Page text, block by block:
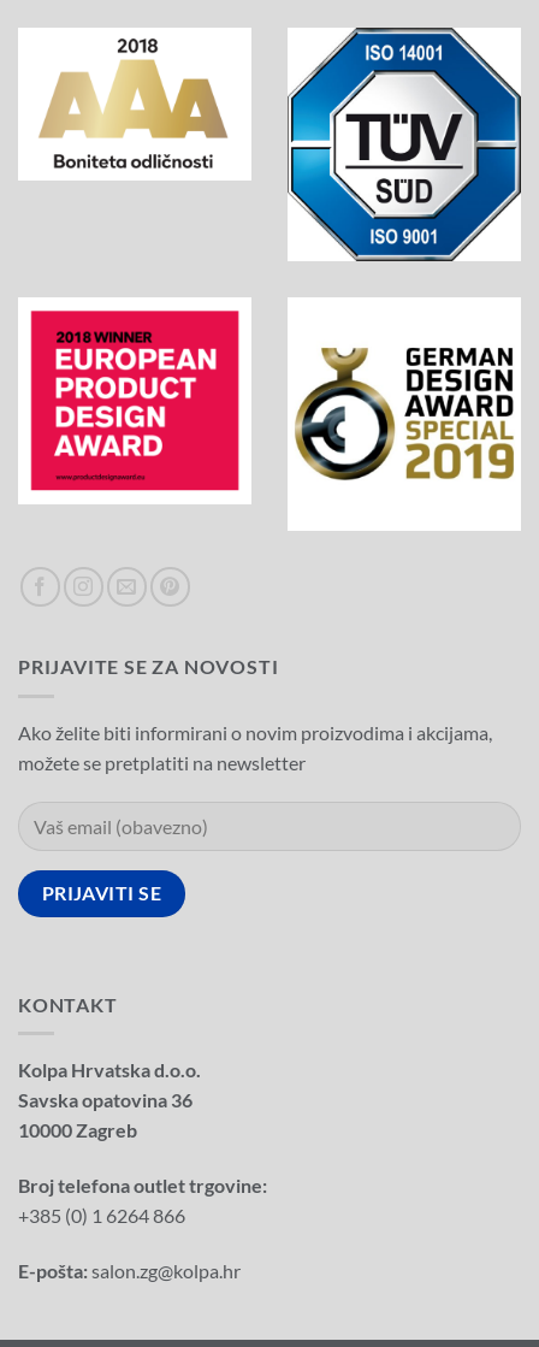
PRIJAVITE SE ZA NOVOSTI
Ako želite biti informirani o novim proizvodima i akcijama,
možete se pretplatiti na newsletter
KONTAKT
Kolpa Hrvatska d.o.o.
Savska opatovina 36
10000 Zagreb
Broj telefona outlet trgovine:
+385 (0) 1 6264 866
E-pošta:salon.zg@kolpa.hr